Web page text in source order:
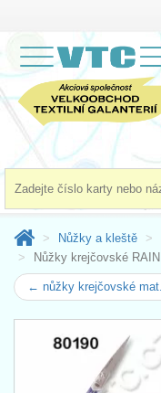
Nůžky a kleště
Nůžky krejčovské
← nůžky krejčovské